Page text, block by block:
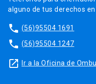
alguno de tus derechos
phone (56)95504 1691
phone (56)95504 1247
launch Ir a la Oficina de